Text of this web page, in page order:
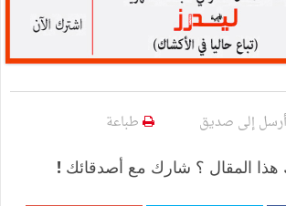
أرسل إلى صديق طباعة
المقال ؟ شارك مع أصدقائك !